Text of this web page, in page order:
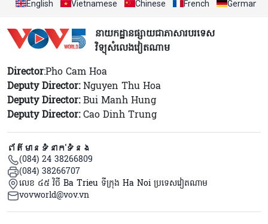
English Vietnamese Chinese French German
នាយកដ្ឋានផ្សាយជាភាសារបរទេស
វិទ្យុសំលេងវៀតណាម
Director:Pho Cam Hoa
Deputy Director:Nguyen Thu Hoa
Deputy Director:Bui Manh Hung
Deputy Director:Cao Dinh Trung
ព័ត៌មានទំនាក់ទំនង
(084) 24 38266809
(084) 38266707
លេខ ៤៥ វិថី Ba Trieu ទីក្រុង Ha Noi ប្រទេសវៀតណាម
vovworld@vov.vn